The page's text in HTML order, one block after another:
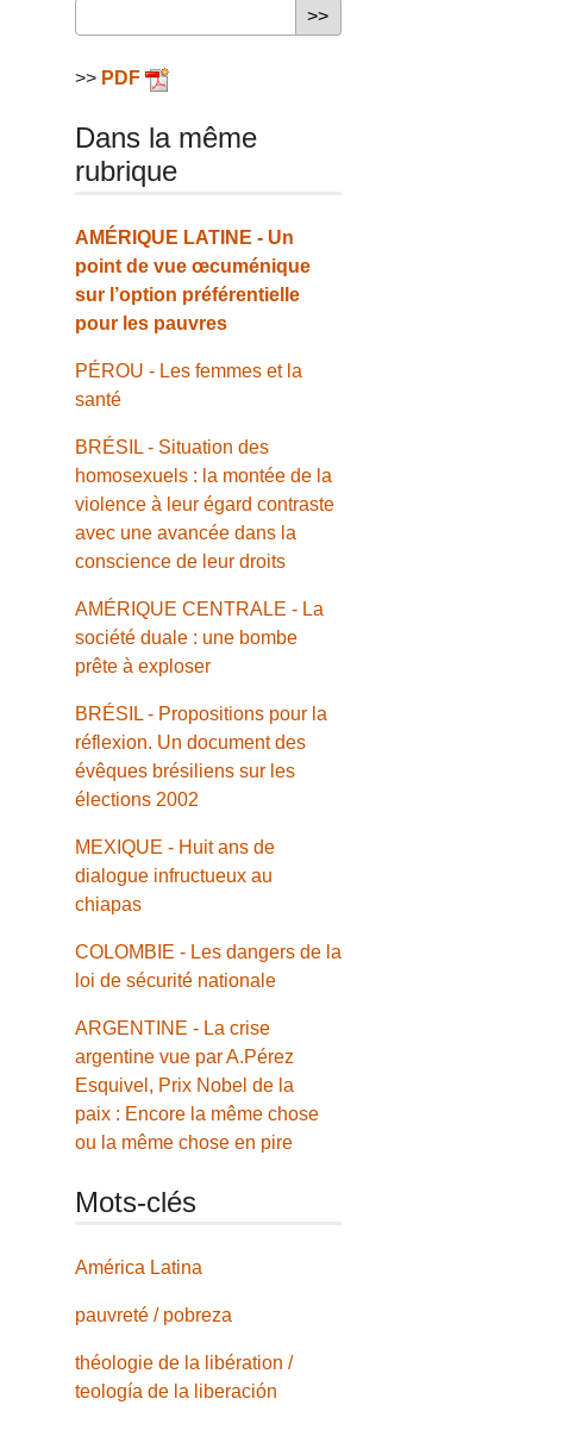
>> PDF
Dans la même
rubrique
AMÉRIQUE LATINE - Un
point de vue œcuménique
sur l’option préférentielle
pour les pauvres
PÉROU - Les femmes et la
santé
BRÉSIL - Situation des
homosexuels : la montée de la
violence à leur égard contraste
avec une avancée dans la
conscience de leur droits
AMÉRIQUE CENTRALE - La
société duale : une bombe
prête à exploser
BRÉSIL - Propositions pour la
réflexion. Un document des
évêques brésiliens sur les
élections 2002
MEXIQUE - Huit ans de
dialogue infructueux au
chiapas
COLOMBIE - Les dangers de la
loi de sécurité nationale
ARGENTINE - La crise
argentine vue par A.Pérez
Esquivel, Prix Nobel de la
paix : Encore la même chose
ou la même chose en pire
Mots-clés
América Latina
pauvreté / pobreza
théologie de la libération /
teología de la liberación